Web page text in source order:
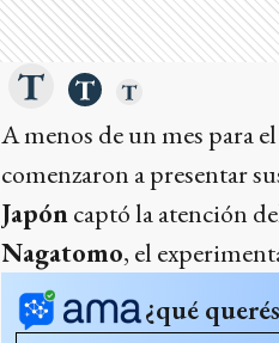
A menos de un mes para
comenzaron a presentar
Japóncaptó la atención
Nagatomo, el
¿qué